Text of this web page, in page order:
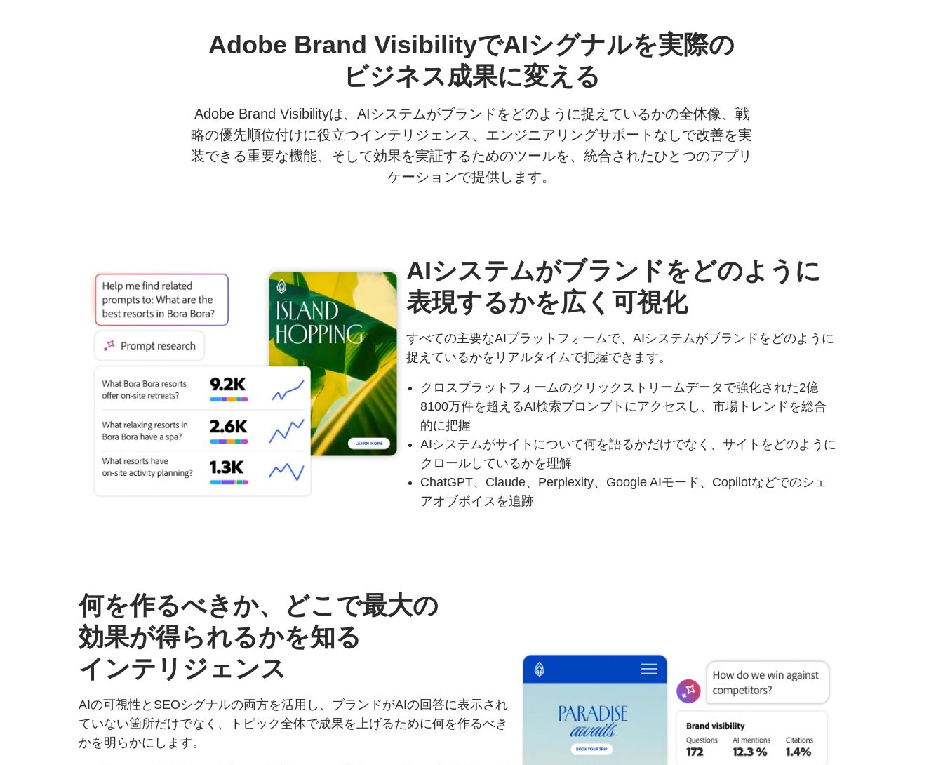
Adobe Brand VisibilityでAIシグナルを実際の
ビジネス成果に変える
Adobe Brand Visibilityは、AIシステムがブランドをどのように捉えているかの全体像、戦
略の優先順位付けに役立つインテリジェンス、エンジニアリングサポートなしで改善を実
装できる重要な機能、そして効果を実証するためのツールを、統合されたひとつのアプリ
ケーションで提供します。
AIシステムがブランドをどのように
表現するかを広く 可視化
すべての主要なAIプラットフォームで、AIシステムがブランドをどのように
捉えているかをリアルタイムで把握できます。
クロスプラットフォームのクリックストリームデータで強化された2億
8100万件を超えるAI検索プロンプトにアクセスし、市場トレンドを総合
的に把握
AIシステムがサイトについて何を語るかだけでなく、サイトをどのように
クロールしているかを理解
ChatGPT、Claude、Perplexity、Google AIモード、Copilotなどでのシェ
アオブボイスを追跡
何を作るべきか、 どこで最大の
効果が得られるかを知る
インテリジェンス
AIの可視性とSEOシグナルの両方を活用し、ブランドがAIの回答に表示され
ていない箇所だけでなく、トピック全体で成果を上げるために何を作るべき
かを明らかにします。